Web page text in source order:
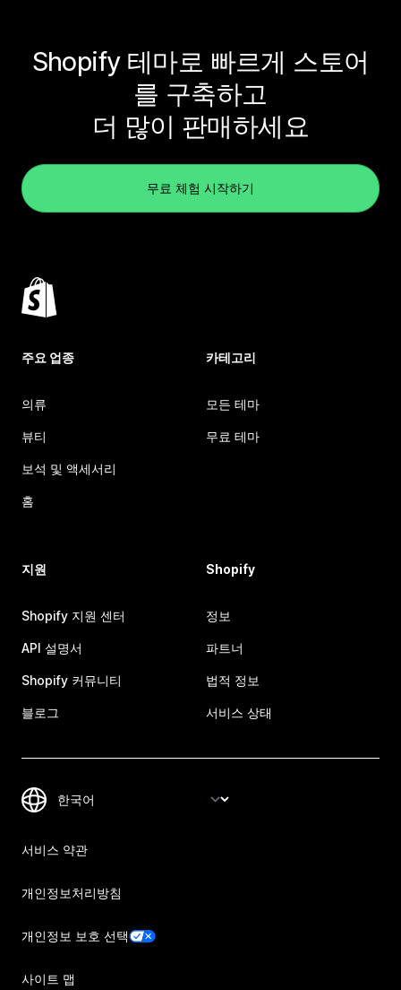
Shopify 테마로 빠르게 스토어
를 구축하고
더 많이 판매하세요
무료 체험 시작하기
주요 업종
의류
뷰티
보석 및 액세서리
홈
카테고리
모든 테마
무료 테마
지원
Shopify 지원 센터
API 설명서
Shopify 커뮤니티
블로그
Shopify
정보
파트너
법적 정보
서비스 상태
서비스 약관
개인정보처리방침
개인정보 보호 선택
사이트 맵